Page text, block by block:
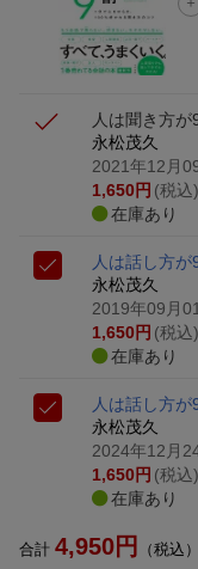
楽天モバイル紹介
進呈
人は聞き方が
永松茂久
2021年12月
1,650円 (税込)
在庫あり
人は話し方が
永松茂久
2019年09月
1,650円 (税込)
在庫あり
人は話し方が
永松茂久
2024年12月
1,650円 (税込)
在庫あり
合計 4,950円 （税込）